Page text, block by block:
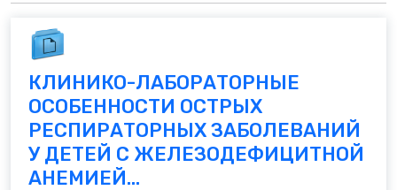
КЛИНИКО-ЛАБОРАТОРНЫЕ
ОСОБЕННОСТИ ОСТРЫХ
РЕСПИРАТОРНЫХ ЗАБОЛЕВАНИЙ
У ДЕТЕЙ С ЖЕЛЕЗОДЕФИЦИТНОЙ
АНЕМИЕЙ...